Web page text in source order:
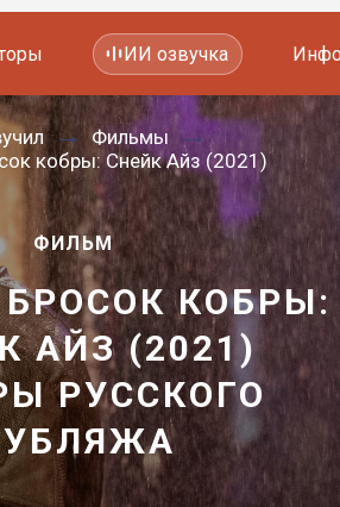
аудио
текстом
и перевод
200-45-51
звонок
дикторы
дикторы
дикторов
200-45-51
звонок
ИИ озвучка
Фильмы
кобры: Снейк Айз (2021)
ФИЛЬМ
БРОСОК КОБРЫ:
АЙЗ (2021)
—
РУССКОГО